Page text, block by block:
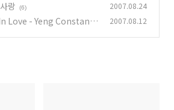
랑 (6) 2007.08.24
Love - Yeng Constanti
2007.08.12